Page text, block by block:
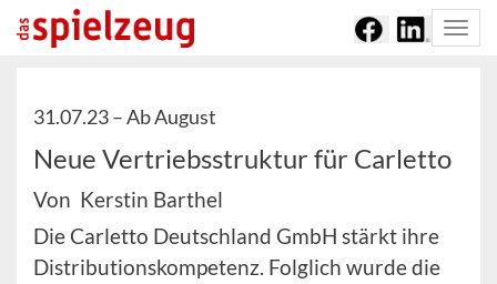
31.07.23 –Ab August
Neue Vertriebsstruktur für Carletto
Von Kerstin Barthel
Die Carletto Deutschland GmbH stärkt ihre
Distributionskompetenz. Folglich wurde die